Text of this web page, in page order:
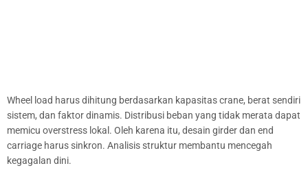
Wheel load harus dihitung berdasarkan kapasitas crane, berat sendiri
sistem, dan faktor dinamis. Distribusi beban yang tidak merata dapat
memicu overstress lokal. Oleh karena itu, desain girder dan end
carriage harus sinkron. Analisis struktur membantu mencegah
kegagalan dini.